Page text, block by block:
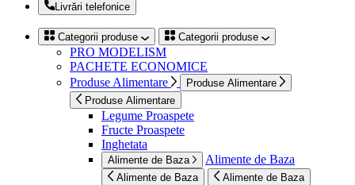
Livrări telefonice
Categorii produse Categorii produse
PRO MODELISM
PACHETE ECONOMICE
Produse Alimentare
Produse Alimentare
Produse Alimentare
Legume Proaspete
Fructe Proaspete
Inghetata
Alimente de Baza Alimente de Baza
Alimente de Baza Alimente de Baza